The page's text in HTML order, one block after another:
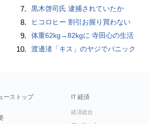
7. 黒木啓司氏 逮捕されていたか
8. ヒコロヒー 割引お握り買わない
9. 体重62kg→82kgに 寺田心の生活
10. 渡邊渚「キス」のヤジでパニック
ーストップ IT 経済
経済総合